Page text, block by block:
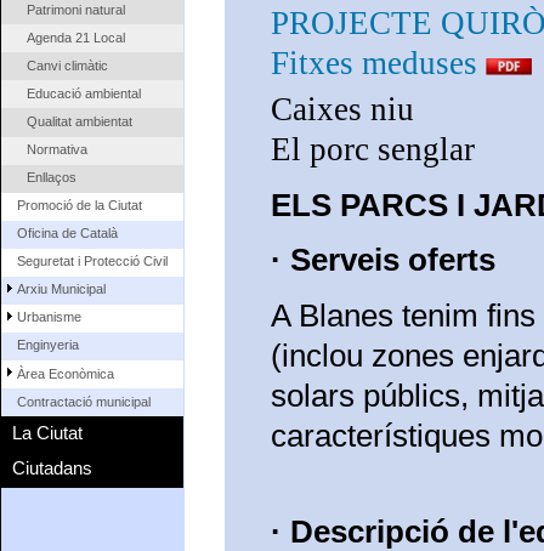
Patrimoni natural
Agenda 21 Local
Canvi climàtic
Educació ambiental
Qualitat ambientat
Normativa
Enllaços
Promoció de la Ciutat
Oficina de Català
Seguretat i Protecció Civil
Arxiu Municipal
Urbanisme
Enginyeria
Àrea Econòmica
Contractació municipal
La Ciutat
Ciutadans
PROJECTE
Fitxes meduses
Caixes niu
El porc senglar
ELS PARCS I
· Serveis oferts
A Blanes tenim
(inclou zones
solars públics,
característiques
· Descripció de